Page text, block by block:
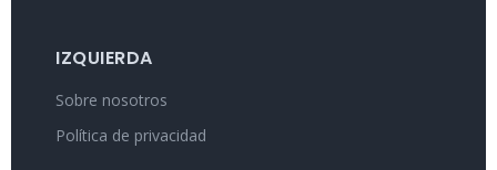
IZQUIERDA
Sobre nosotros
Política de privacidad